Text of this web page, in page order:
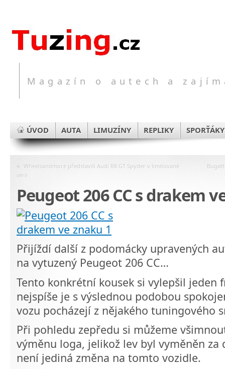
Magazín o autech a
ÚVOD AUTA LIMUZÍNY REPLIKY SPORŤÁKY
« Wheelsandmore představili Audi R8 GT Spyder v limitované
sérii
Peugeot 206 CC s drakem
Přijíždí další z podomácky upravených
na vytuzený Peugeot 206 CC…
Tento konkrétní kousek si vylepšil jeden
nejspíše je s výslednou podobou
vozu pocházejí z nějakého tuningového
Při pohledu zepředu si můžeme
výměnu loga, jelikož lev byl vyměněn za
není jediná změna na tomto vozidle.